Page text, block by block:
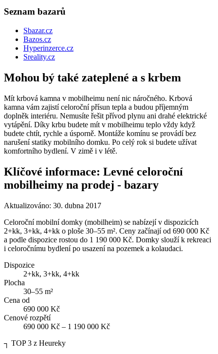
Seznam bazarů
Sbazar.cz
Bazos.cz
Hyperinzerce.cz
Sreality.cz
Mohou bý také zateplené a s krbem
Mít krbová kamna v mobilheimu není nic náročného. Krbová
kamna vám zajistí celoroční přísun tepla a budou příjemným
doplněk interiéru. Nemusíte řešit přívod plynu ani drahé elektrické
vytápění. Díky krbu budete mít v mobilheimu teplo vždy když
budete chtít, rychle a úsporně. Montáže komínu se provádí bez
narušení statiky mobilního domku. Po celý rok si budete užívat
komfortního bydlení. V zimě i v létě.
Klíčové informace: Levné celoroční
mobilheimy na prodej - bazary
Aktualizováno: 30. dubna 2017
Celoroční mobilní domky (mobilheim) se nabízejí v dispozicích
2+kk, 3+kk, 4+kk o ploše 30–55 m². Ceny začínají od 690 000 Kč
a podle dispozice rostou do 1 190 000 Kč. Domky slouží k rekreaci
i celoročnímu bydlení po usazení na pozemek a kolaudaci.
Dispozice
2+kk, 3+kk, 4+kk
Plocha
30–55 m²
Cena od
690 000 Kč
Cenové rozpětí
690 000 Kč – 1 190 000 Kč
┐ TOP 3 z Heureky